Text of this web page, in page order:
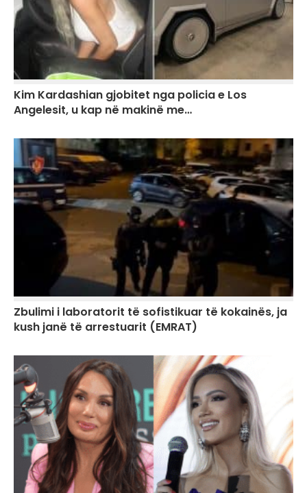
Kim Kardashian gjobitet nga policia e Los
Angelesit, u kap në makinë me…
Zbulimi i laboratorit të sofistikuar të kokainës, ja
kush janë të arrestuarit (EMRAT)